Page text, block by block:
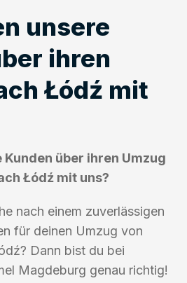
unsere
ihren
Łódź mit
Kunden über ihren Umzug
Łódź mit uns?
nach einem zuverlässigen
für deinen Umzug von
Dann bist du bei
Magdeburg genau richtig!